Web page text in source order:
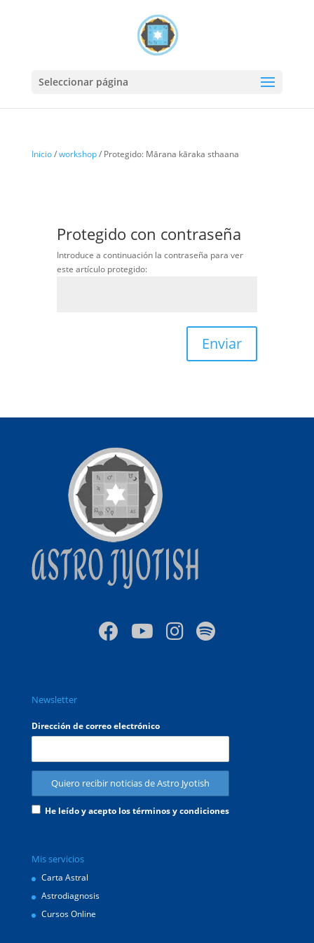
Seleccionar página
Inicio/workshop/ Protegido: Mārana kāraka sthaana
Protegido con contraseña
Introduce a continuación la contraseña para ver
este artículo protegido:
Enviar
Newsletter
Dirección de correo electrónico
He leído y acepto los términos y condiciones
Mis servicios
Carta Astral
Astrodiagnosis
Cursos Online